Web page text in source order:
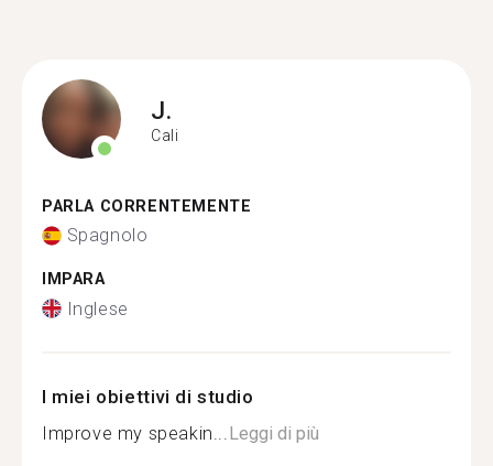
J.
Cali
PARLA CORRENTEMENTE
Spagnolo
IMPARA
Inglese
I miei obiettivi di studio
Improve my speakin... Leggi di più